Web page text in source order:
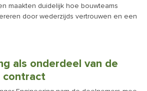
maakten duidelijk hoe bouwteams
door wederzijds vertrouwen en een
als onderdeel van de
contract